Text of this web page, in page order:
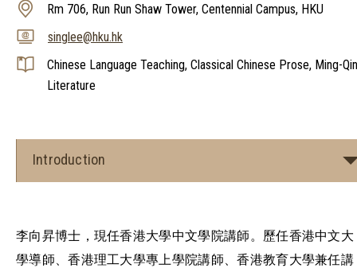
Rm 706, Run Run Shaw Tower, Centennial Campus, HKU
singlee@hku.hk
Chinese Language Teaching, Classical Chinese Prose, Ming-
Literature
Introduction
李向昇博士，現任香港大學中文學院講師。歷任香港中文大
學導師、香港理工大學專上學院講師、香港教育大學兼任講